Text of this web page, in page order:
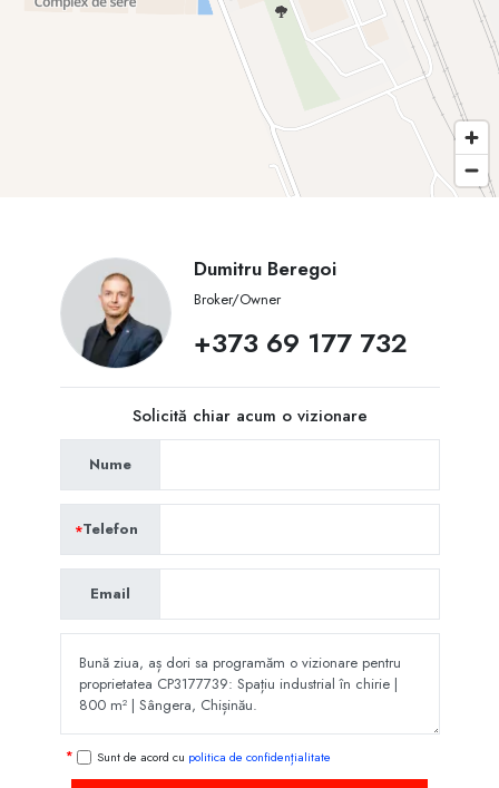
Dumitru Beregoi
Broker/Owner
+373 69 177 732
Solicită chiar acum o vizionare
Nume
Telefon
Email
Sunt de acord cu politica de confidențialitate